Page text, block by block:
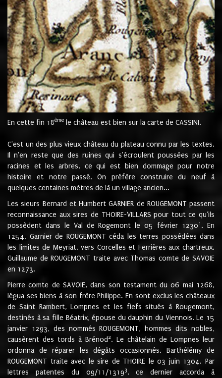
En cette fin 18ème le château est bien sur la carte de CASSINI.
C'est un des plus vieux château du plateau connu par les textes.
Il n'en reste que des ruines qui s'écroulent poussées par les
racines et les arbres, ce qui est bien dommage pour notre
histoire et notre passé. On préfère construire du neuf à
quelques centaines mètres de là un village ancien...
Les sieurs Bernard et Humbert GARNIER de ROUGEMONT passent
reconnaissance aux sires de THOIRE-VILLARS pour tout ce qu'ils
possèdent dans le Val de Rogemont le 05 février 12301 . En
1254, Garnier de ROUGEMONT céda les terres possédées dans
les limites de Meyriat, vers Corcelles et Ferrières aux chartreux.
Guillaume de ROUGEMONT traite avec Thomas comte de SAVOIE
en 1273.
Pierre comte de SAVOIE, dans son testament du 06 mai 1268,
légua ses biens à son frère Philippe. En sont exclus les châteaux
de Saint Rambert, Lompnes et les fiefs situés à Rougemont,
destinés à sa fille Béatrix, épouse du dauphin du Viennois. Le 15
janvier 1293, des nommés ROUGEMONT, hommes dits nobles,
causèrent des tords à Brénod 2. Le châtelain de Lompnes leur
ordonna de réparer les dégâts occasionnés. Barthélémy de
ROUGEMONT traite avec le sire de THOIRE le 03 juin 1304. Par
lettres patentes du 09/11/13193, ce dernier accorda à